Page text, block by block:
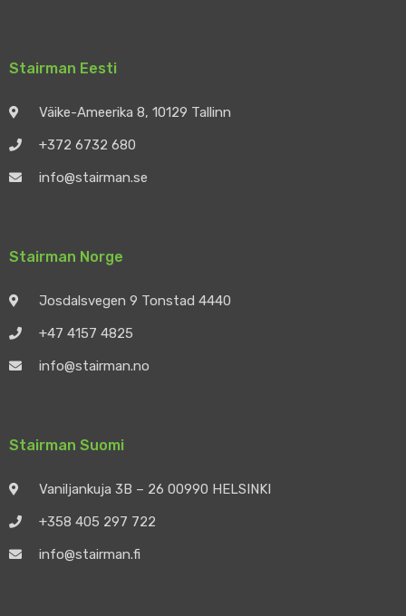
Stairman Eesti
Väike-Ameerika 8, 10129 Tallinn
+372 6732 680
info@stairman.se
Stairman Norge
Josdalsvegen 9 Tonstad 4440
+47 4157 4825
info@stairman.no
Stairman Suomi
Vaniljankuja 3B – 26 00990 HELSINKI
+358 405 297 722
info@stairman.fi